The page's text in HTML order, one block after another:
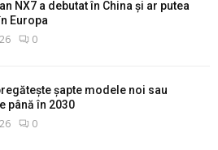
NX7 a debutat în China și ar putea
Europa
0
șapte modele noi sau
până în 2030
0